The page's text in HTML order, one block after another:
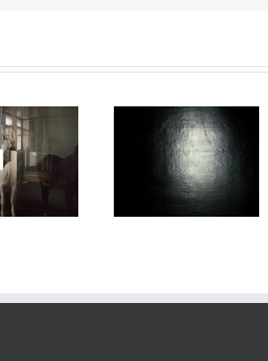
Passage #014 Passage #013